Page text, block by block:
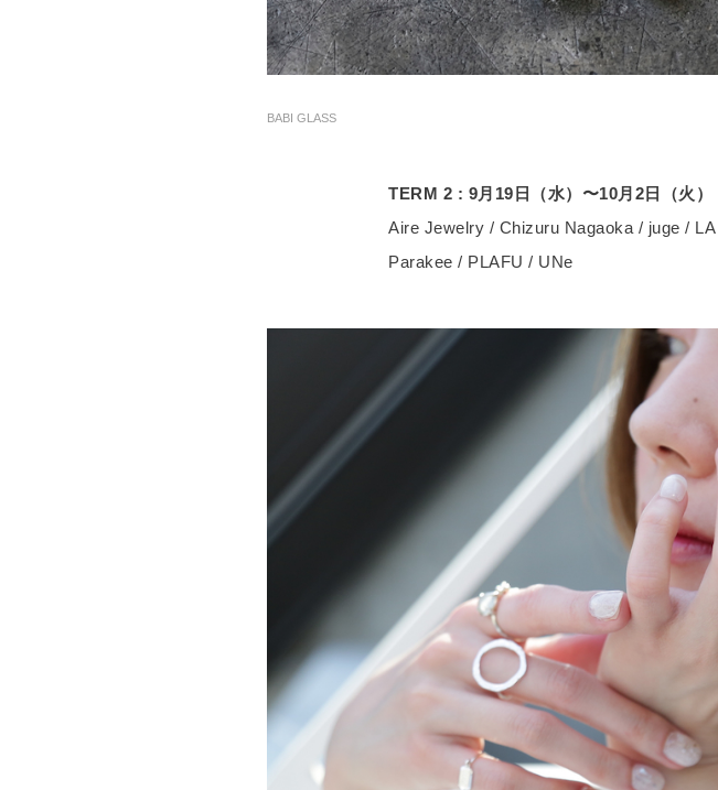
BABI GLASS
TERM 2 : 9月19日（水）〜10月2日（火）
Aire Jewelry / Chizuru Nagaoka / juge /
Parakee / PLAFU / UNe